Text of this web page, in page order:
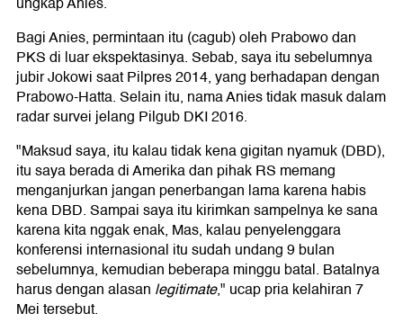
Bagi Anies, permintaan itu (cagub) oleh Prabowo dan
PKS di luar ekspektasinya. Sebab, saya itu sebelumnya
jubir Jokowi saat Pilpres 2014, yang berhadapan dengan
Prabowo-Hatta. Selain itu, nama Anies tidak masuk dalam
radar survei jelang Pilgub DKI 2016.
"Maksud saya, itu kalau tidak kena gigitan nyamuk (DBD),
itu saya berada di Amerika dan pihak RS memang
menganjurkan jangan penerbangan lama karena habis
kena DBD. Sampai saya itu kirimkan sampelnya ke sana
karena kita nggak enak, Mas, kalau penyelenggara
konferensi internasional itu sudah undang 9 bulan
sebelumnya, kemudian beberapa minggu batal. Batalnya
harus dengan alasan legitimate," ucap pria kelahiran 7
Mei tersebut.